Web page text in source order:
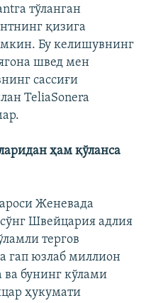
тўланган
қизига
Бу келишувнинг
швед мен
сассиғи
TeliaSonera
ҳам қўланса
Женевада
Швейцария адлия
тергов
гап юзлаб миллион
ва бунинг кўлами
ҳукумати